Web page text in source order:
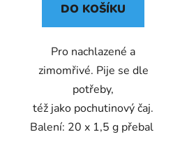
DO KOŠÍKU
Pro nachlazené a
zimomřivé. Pije se dle
potřeby,
též jako pochutinový čaj.
Balení: 20 x 1,5 g přebal